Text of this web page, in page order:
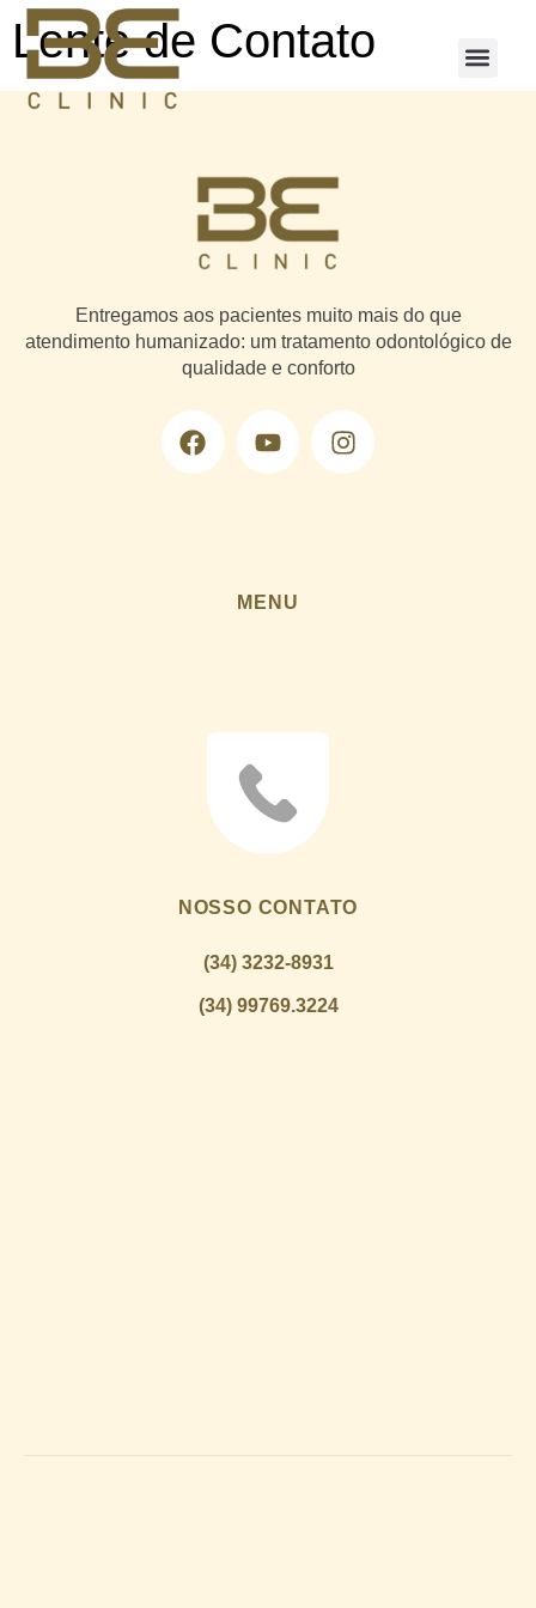
Lente de Contato
Entregamos aos pacientes muito mais do que
atendimento humanizado: um tratamento odontológico de
qualidade e conforto
MENU
NOSSO CONTATO
(34) 3232-8931
(34) 99769.3224